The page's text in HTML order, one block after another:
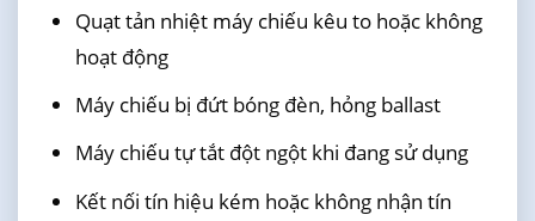
Quạt tản nhiệt máy chiếu kêu to hoặc không
hoạt động
Máy chiếu bị đứt bóng đèn, hỏng ballast
Máy chiếu tự tắt đột ngột khi đang sử dụng
Kết nối tín hiệu kém hoặc không nhận tín